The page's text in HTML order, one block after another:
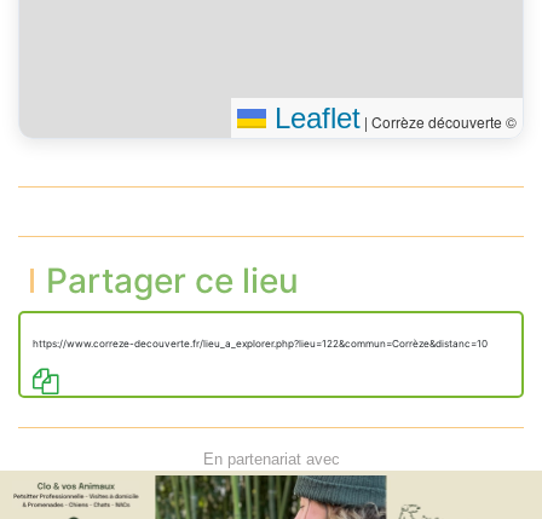
Leaflet | Corrèze découverte ©
Partager ce lieu
https://www.correze-decouverte.fr/lieu_a_explorer.php?lieu=122&commun=Corrèze&distanc=10
En partenariat avec